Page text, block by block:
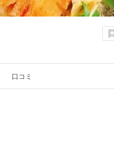
口コミ